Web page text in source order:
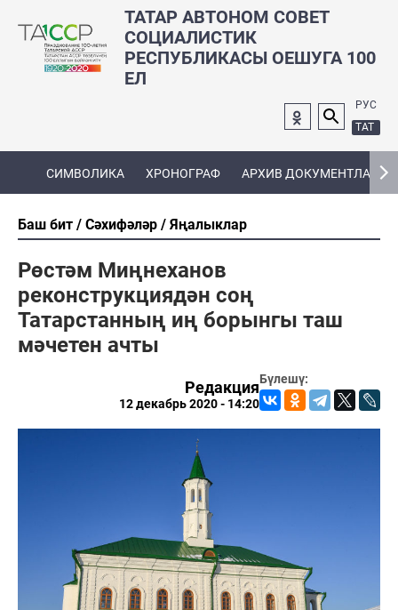
ТАТАР АВТОНОМ СОВЕТ
СОЦИАЛИСТИК
РЕСПУБЛИКАСЫ ОЕШУГА 100
ЕЛ
РУС
ТАТ
СИМВОЛИКА ХРОНОГРАФ АРХИВ ДОКУМЕНТЛАРЫ
Баш бит Сәхифәләр Яңалыклар
Рөстәм Миңнеханов
реконструкциядән соң
Татарстанның иң борынгы таш
мәчетен ачты
Бүлешү:
Редакция
12 декабрь 2020 - 14:20